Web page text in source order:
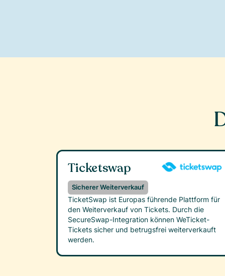
Ticketswap
Sicherer Weiterverkauf
TicketSwap ist Europas führende Plattform für
den Weiterverkauf von Tickets. Durch die
SecureSwap-Integration können WeTicket-
Tickets sicher und betrugsfrei weiterverkauft
werden.